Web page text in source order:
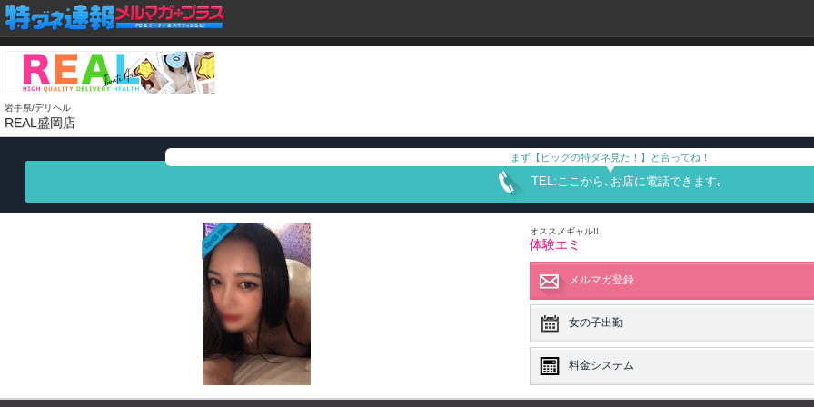
岩手県/デリヘル
REAL盛岡店
まず【ビッグの特ダネ見た！】と言ってね！
TEL:ここから､お店に電話できます｡
オススメギャル!!
体験エミ
メルマガ登録
女の子出勤
料金システム